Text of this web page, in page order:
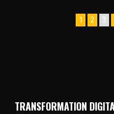
1 2 3
TRANSFORMATION